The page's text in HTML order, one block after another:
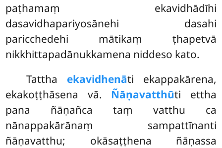
paṭhamaṃ ekavidhādīhi
dasavidhapariyosānehi dasahi
paricchedehi mātikaṃ ṭhapetvā
nikkhittapadānukkamena niddeso kato.
Tattha ekavidhenāti ekappakārena,
ekakoṭṭhāsena vā. Ñāṇavatthūti ettha
pana ñāṇañca taṃ vatthu ca
nānappakārānaṃ sampattīnanti
ñāṇavatthu; okāsaṭṭhena ñāṇassa